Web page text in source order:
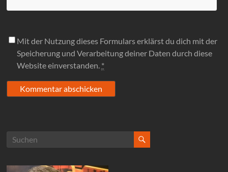
Mit der Nutzung dieses Formulars erklärst du dich mit der
Speicherung und Verarbeitung deiner Daten durch diese
Website einverstanden. *